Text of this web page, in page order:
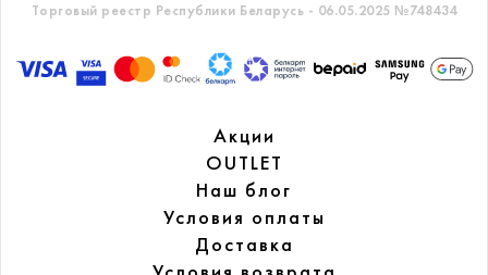
Торговый реестр Республики Беларусь - 06.05.2025 №748434
Акции
OUTLET
Наш блог
Условия оплаты
Доставка